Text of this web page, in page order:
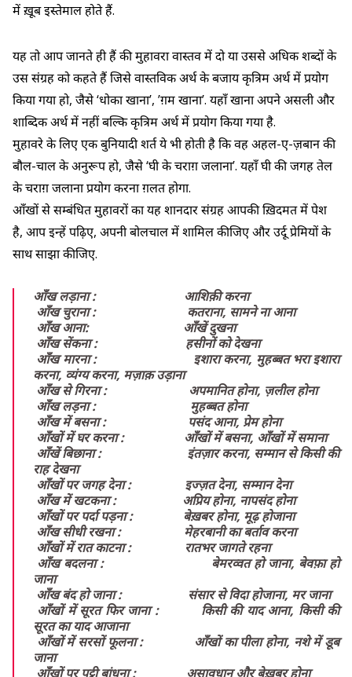
में ख़ूब इस्तेमाल होते हैं.
यह तो आप जानते ही हैं की मुहावरा वास्तव में दो या उससे अधिक शब्दों के
उस संग्रह को कहते हैं जिसे वास्तविक अर्थ के बजाय कृत्रिम अर्थ में प्रयोग
किया गया हो, जैसे ‘धोका खाना’, ’ग़म खाना’. यहाँ खाना अपने असली और
शाब्दिक अर्थ में नहीं बल्कि कृत्रिम अर्थ में प्रयोग किया गया है.
मुहावरे के लिए एक बुनियादी शर्त ये भी होती है कि वह अहल-ए-ज़बान की
बौल-चाल के अनुरूप हो, जैसे ‘घी के चराग़ जलाना’. यहाँ घी की जगह तेल
के चराग़ जलाना प्रयोग करना ग़लत होगा.
आँखों से सम्बंधित मुहावरों का यह शानदार संग्रह आपकी ख़िदमत में पेश
है, आप इन्हें पढ़िए, अपनी बोलचाल में शामिल कीजिए और उर्दू प्रेमियों के
साथ साझा कीजिए.
आँख लड़ाना :                            आशिक़ी करना
आँख चुराना :                             कतराना, सामने ना आना
आँख आना:                              आँखें दुखना
आँख सेंकना :                            हसीनों को देखना
करना, व्यंग्य करना, मज़ाक़ उड़ाना
आँख से गिरना :                          अपमानित होना, ज़लील होना
आँख लड़ना :                              मुहब्बत होना
आँख में बसना :                          पसंद आना, प्रेम होना
आँखों में घर करना :                   आँखों में बसना, आँखों में समाना
राह देखना
आँखों पर जगह देना :                 इज्ज़त देना, सम्मान देना
आँख में खटकना :                     अप्रिय होना, नापसंद होना
आँखों पर पर्दा पड़ना :                बेख़बर होना, मूढ़ होजाना
आँख सीधी रखना :                    मेहरबानी का बर्ताव करना
आँखों में रात काटना :                 रातभर जागते रहना
जाना
आँख बंद हो जाना :                     संसार से विदा होजाना, मर जाना
सूरत का याद आजाना
जाना
आँखों पर पट्टी बांधना :                असावधान और बेख़बर होना